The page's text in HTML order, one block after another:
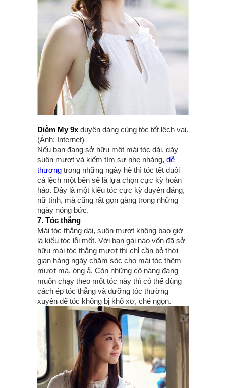
Diễm My 9x duyên dáng cùng tóc tết lệch vai.
(Ảnh: Internet)
Nếu bạn đang sở hữu một mái tóc dài, dày
suôn mượt và kiếm tìm sự nhẹ nhàng, dễ
thương trong những ngày hè thì tóc tết đuôi
cá lệch một bên sẽ là lựa chọn cực kỳ hoàn
hảo. Đây là một kiểu tóc cực kỳ duyên dáng,
nữ tính, mà cũng rất gọn gàng trong những
ngày nóng bức.
7. Tóc thẳng
Mái tóc thẳng dài, suôn mượt không bao giờ
là kiểu tóc lỗi mốt. Với bạn gái nào vốn đã sở
hữu mái tóc thằng mượt thì chỉ cần bỏ thời
gian hàng ngày chăm sóc cho mái tóc thêm
mượt mà, óng ả. Còn những cô nàng đang
muốn chạy theo mốt tóc này thì có thể dùng
cách ép tóc thẳng và dưỡng tóc thường
xuyên để tóc không bị khô xơ, chẻ ngọn.